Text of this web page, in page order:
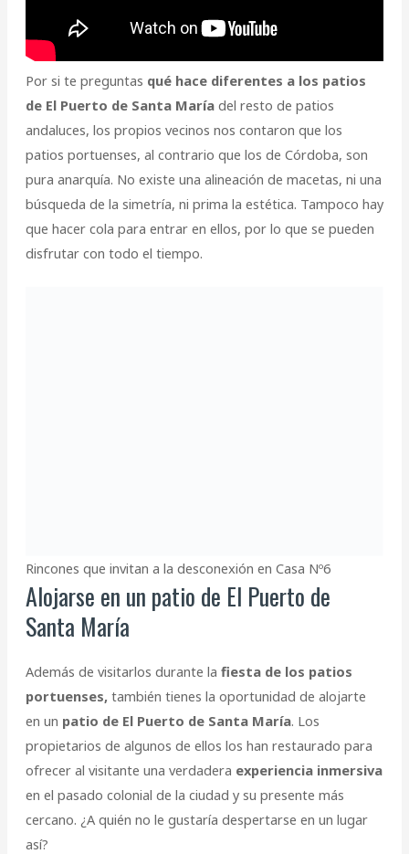
Por si te preguntas qué hace diferentes a los patios
de El Puerto de Santa Maríadel resto de patios
andaluces, los propios vecinos nos contaron que los
patios portuenses, al contrario que los de Córdoba, son
pura anarquía. No existe una alineación de macetas, ni una
búsqueda de la simetría, ni prima la estética. Tampoco hay
que hacer cola para entrar en ellos, por lo que se pueden
disfrutar con todo el tiempo.
Rincones que invitan a la desconexión en Casa Nº6
Alojarse en un patio de El Puerto de
Santa María
Además de visitarlos durante la fiesta de los patios
portuenses,también tienes la oportunidad de alojarte
en un patio de El Puerto de Santa María. Los
propietarios de algunos de ellos los han restaurado para
ofrecer al visitante una verdadera experiencia inmersiva
en el pasado colonial de la ciudad y su presente más
cercano. ¿A quién no le gustaría despertarse en un lugar
así?